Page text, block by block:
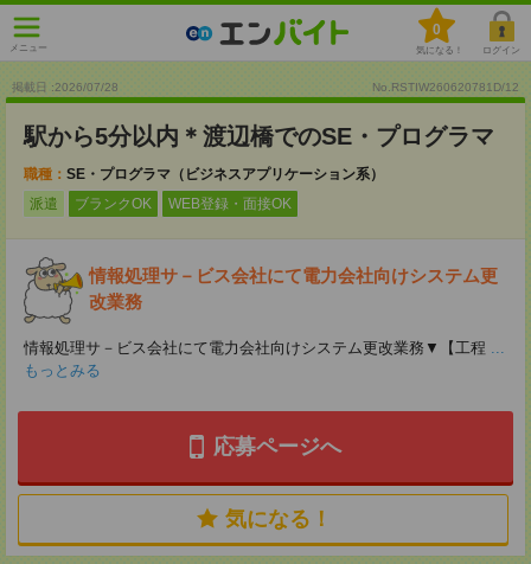
メニュー
0
気になる！ ログイン
掲載日 :2026/07/28 No.RSTIW260620781D/12
駅から5分以内＊渡辺橋でのSE・プログラマ
職種： SE・プログラマ（ビジネスアプリケーション系）
派遣
ブランクOK WEB登録・面接OK
情報処理サ－ビス会社にて電力会社向けシステム更
改業務
情報処理サ－ビス会社にて電力会社向けシステム更改業務▼【工程 ...
もっとみる
応募ページへ
気になる！